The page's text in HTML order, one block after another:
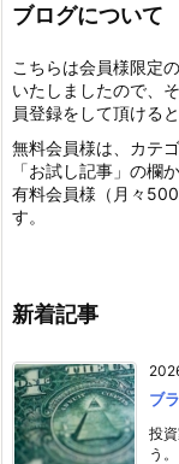
ブログについて
こちらは会員様限定
いたしましたので、
員登録をして頂ける
無料会員様は、カテ
「お試し記事」の欄
有料会員様（月々
す。
新着記事
ブ
投
う